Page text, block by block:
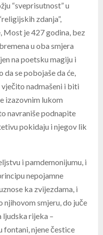
“sveprisutnost” u
zdanja”,
Most je 427 godina, bez
u oba smjera
na poetsku magiju i
se pobojaše da će,
nadmašeni i biti
izazovnim lukom
navraniše podnapite
pokidaju i njegov lik
i pamdemonijumu, i
nepojamne
ka zvijezdama, i
njihovom smjeru, do juče
ljudska rijeka –
fontani, njene čestice